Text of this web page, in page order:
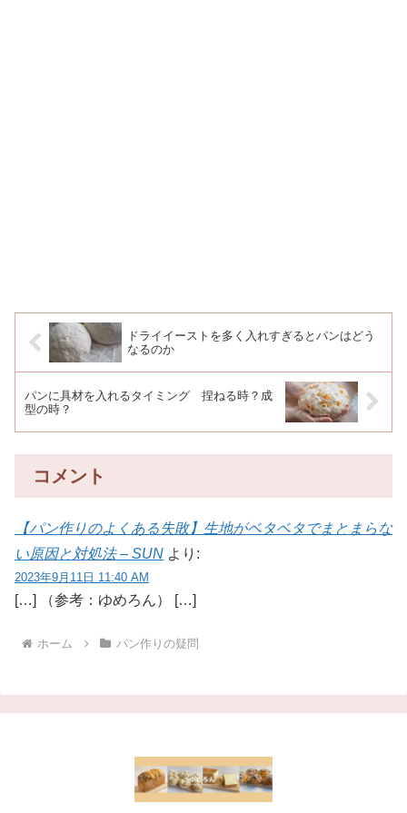
ドライイーストを多く入れすぎるとパンはどう
なるのか
パンに具材を入れるタイミング 捏ねる時？成
型の時？
コメント
【パン作りのよくある失敗】生地がベタベタでまとまらな
い原因と対処法 – SUN より:
2023年9月11日 11:40 AM
[…] （参考：ゆめろん） […]
ホーム パン作りの疑問